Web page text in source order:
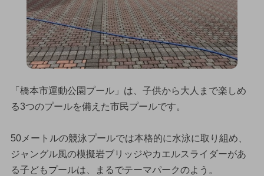
「橋本市運動公園プール」は、子供から大人まで楽しめ
る3つのプールを備えた市民プールです。
50メートルの競泳プールでは本格的に水泳に取り組め、
ジャングル風の模擬岩ブリッジやカエルスライダーがあ
る子どもプールは、まるでテーマパークのよう。